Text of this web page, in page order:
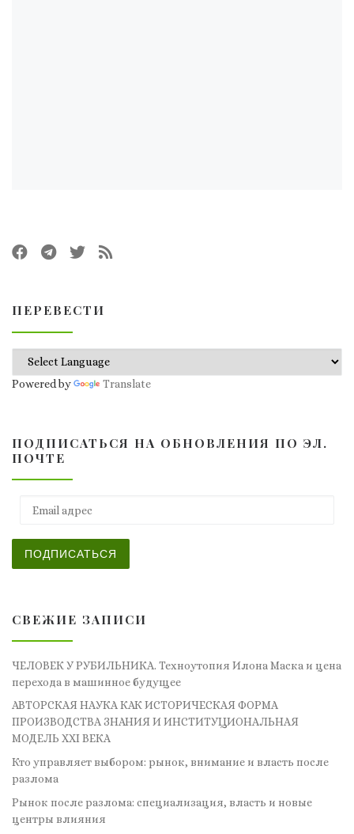
ПЕРЕВЕСТИ
Powered by Translate
ПОДПИСАТЬСЯ НА ОБНОВЛЕНИЯ ПО ЭЛ.
ПОЧТЕ
ПОДПИСАТЬСЯ
СВЕЖИЕ ЗАПИСИ
ЧЕЛОВЕК У РУБИЛЬНИКА. Техноутопия Илона Маска и цена
перехода в машинное будущее
АВТОРСКАЯ НАУКА КАК ИСТОРИЧЕСКАЯ ФОРМА
ПРОИЗВОДСТВА ЗНАНИЯ И ИНСТИТУЦИОНАЛЬНАЯ
МОДЕЛЬ XXI ВЕКА
Кто управляет выбором: рынок, внимание и власть после
разлома
Рынок после разлома: специализация, власть и новые
центры влияния